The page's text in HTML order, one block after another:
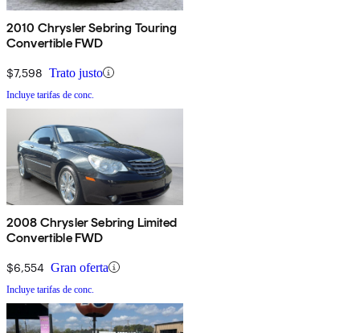
2010 Chrysler Sebring Touring
Convertible FWD
$7,598 Trato justo
Incluye tarifas de conc.
2008 Chrysler Sebring Limited
Convertible FWD
$6,554 Gran oferta
Incluye tarifas de conc.